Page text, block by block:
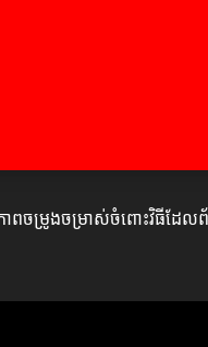
ាពចម្រូងចម្រាស់ចំពោះវិធីដ